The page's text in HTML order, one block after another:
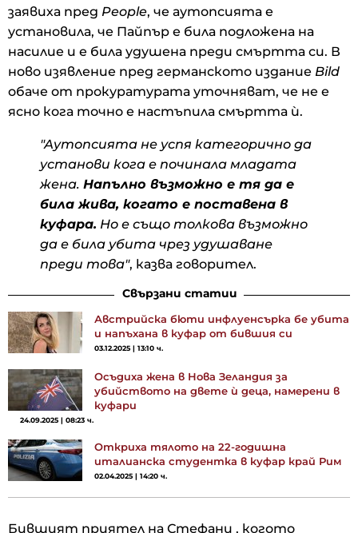
заявиха пред People, че аутопсията е
установила, че Пайпър е била подложена на
насилие и е била удушена преди смъртта си. В
ново изявление пред германското издание Bild
обаче от прокуратурата уточняват, че не е
ясно кога точно е настъпила смъртта ѝ.
"Аутопсията не успя категорично да
установи кога е починала младата
жена. Напълно възможно е тя да е
била жива, когато е поставена в
куфара. Но е също толкова възможно
да е била убита чрез удушаване
преди това", казва говорител.
Свързани статии
Австрийска бюти инфлуенсърка бе убита
и напъхана в куфар от бившия си
03.12.2025 | 13:10 ч.
Осъдиха жена в Нова Зеландия за
убийството на двете ѝ деца, намерени в
куфари
24.09.2025 | 08:23 ч.
Откриха тялото на 22-годишна
италианска студентка в куфар край Рим
02.04.2025 | 14:20 ч.
Бившият приятел на Стефани , когото